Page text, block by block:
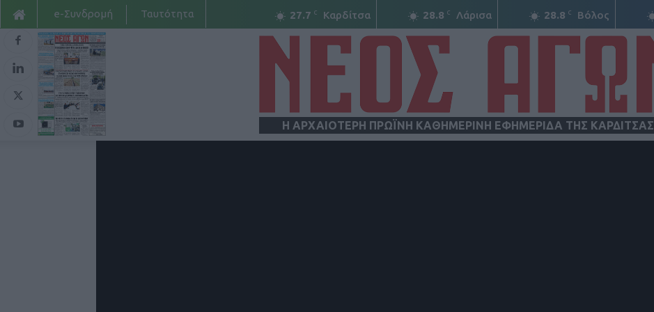
27.7 C Καρδίτσα 28.8 C Λάρισα 28.8 C Βόλος
e-Συνδρομή Ταυτότητα
Η ΑΡΧΑΙΟΤΕΡΗ ΠΡΩΪΝΗ ΚΑΘΗΜΕΡΙΝΗ ΕΦΗΜΕΡΙΔΑ ΤΗΣ ΚΑΡΔΙΤΣΑΣ